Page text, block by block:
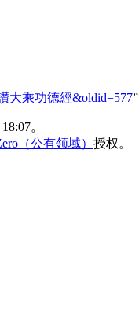
大乘功德經&oldid=577”
。
（公有领域） 授权。